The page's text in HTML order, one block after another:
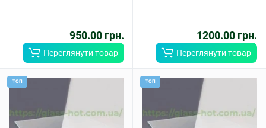
950.00 грн.
Переглянути товар
1200.00 грн.
Переглянути товар
ТОП ТОП